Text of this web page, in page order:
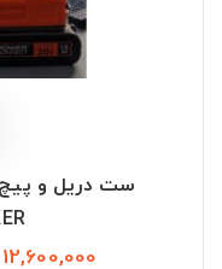
12,600,000 تومان